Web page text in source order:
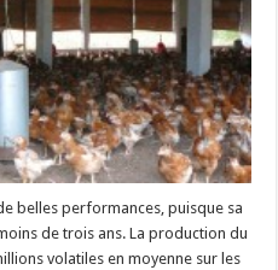
belles performances, puisque sa
de trois ans. La production du
volatiles en moyenne sur les